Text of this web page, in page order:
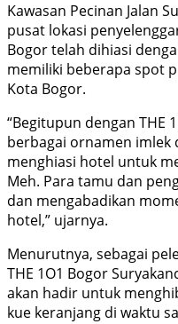
Kawasan Pecinan Jalan
pusat lokasi
Bogor telah dihiasi
memiliki beberapa spot
Kota Bogor.
“Begitupun dengan THE
berbagai ornamen imlek
menghiasi hotel untuk
Meh. Para tamu dan
dan mengabadikan
hotel,” ujarnya.
Menurutnya, sebagai
THE 1O1 Bogor
akan hadir untuk
kue keranjang di waktu